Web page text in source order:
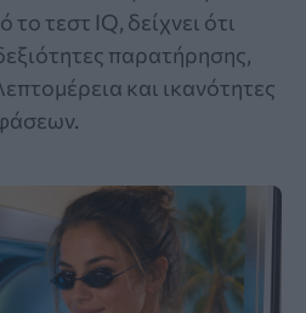
τεστ IQ, δείχνει ότι
παρατήρησης,
και ικανότητες